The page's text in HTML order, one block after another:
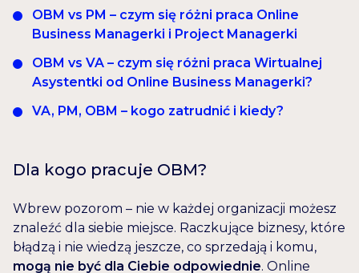
OBM vs PM – czym się różni praca Online
Business Managerki i Project Managerki
OBM vs VA – czym się różni praca Wirtualnej
Asystentki od Online Business Managerki?
VA, PM, OBM – kogo zatrudnić i kiedy?
Dla kogo pracuje OBM?
Wbrew pozorom – nie w każdej organizacji możesz
znaleźć dla siebie miejsce. Raczkujące biznesy, które
błądzą i nie wiedzą jeszcze, co sprzedają i komu,
mogą nie być dla Ciebie odpowiednie. Online